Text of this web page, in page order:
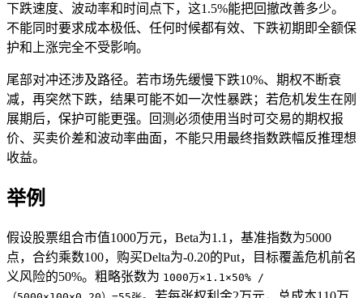
下跌速度、波动率和时间点下，这1.5%能把回撤改善多少。
不能同时要求成本极低、任何时候都有效、下跌初期即全额保
护和上涨完全不受影响。
尾部对冲还涉及路径。若市场先缓慢下跌10%、期权不断衰
减，再突然下跌，结果可能不如一次性暴跌；若危机发生在刚
展期后，保护可能更强。回测必须使用当时可交易的期权报
价、买卖价差和波动率曲面，不能只用最终指数跌幅反推理想
收益。
举例
假设股票组合市值1000万元，Beta为1.1，基准指数为5000
点，合约乘数100，购买Delta为-0.20的Put，目标覆盖危机前名
义风险的50%。粗略张数为 1000万×1.1×50% /